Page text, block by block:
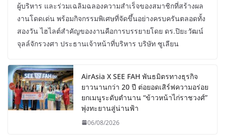
ผู้บริหาร และร่วมเฉลิมฉลองความสำเร็จของสมาชิกที่สร้างผล
งานโดดเด่น พร้อมกิจกรรมพิเศษที่จัดขึ้นอย่างครบครันตลอดทั้ง
สองวัน ไฮไลต์สำคัญของงานคือการบรรยายโดย ดร.ปิยะวัฒน์
จุลล์จักรวงศา ประธานเจ้าหน้าที่บริหาร บริษัท ซูเลียน
AirAsia X SEE FAH พันธมิตรทางธุรกิจ
ยาวนานกว่า 20 ปี ต่อยอดเสิร์ฟความอร่อย
ยกเมนูระดับตำนาน “ข้าวหน้าไก่ราชวงศ์”
พุ่งทะยานสู่น่านฟ้า
06/08/2026